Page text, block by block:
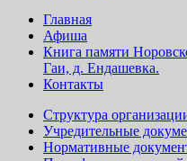
Главная
Афиша
Книга памяти
Гаи, д. Ендашевка.
Контакты
Структура
Учредительные
Нормативные